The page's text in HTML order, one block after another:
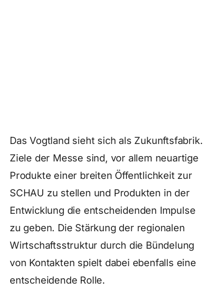
Das Vogtland sieht sich als Zukunftsfabrik.
Ziele der Messe sind, vor allem neuartige
Produkte einer breiten Öffentlichkeit zur
SCHAU zu stellen und Produkten in der
Entwicklung die entscheidenden Impulse
zu geben. Die Stärkung der regionalen
Wirtschaftsstruktur durch die Bündelung
von Kontakten spielt dabei ebenfalls eine
entscheidende Rolle.